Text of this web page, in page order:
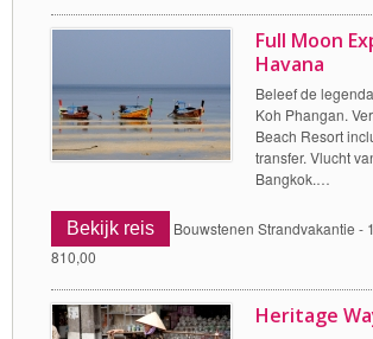
Full Moon
Havana
Beleef de
Koh Phangan.
Beach Resort
transfer. Vlucht
Bangkok.…
Bekijk reis Bouwstenen Strandvakantie -
810,00
Heritage